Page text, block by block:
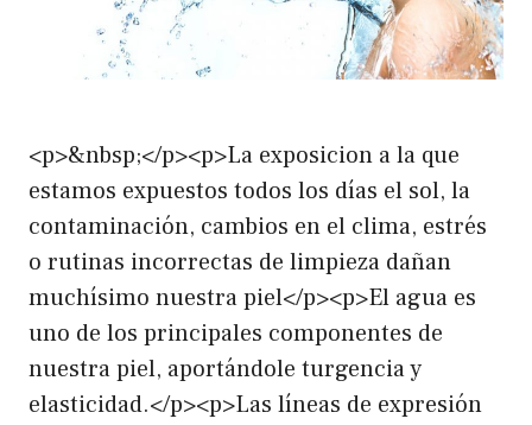
<p>&nbsp;</p><p>La exposicion a la que
estamos expuestos todos los días el sol, la
contaminación, cambios en el clima, estrés
o rutinas incorrectas de limpieza dañan
muchísimo nuestra piel</p><p>El agua es
uno de los principales componentes de
nuestra piel, aportándole turgencia y
elasticidad.</p><p>Las líneas de expresión